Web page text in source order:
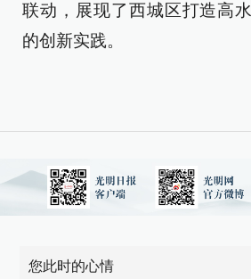
联动，展现了西城区打造高
的创新实践。
您此时的心情